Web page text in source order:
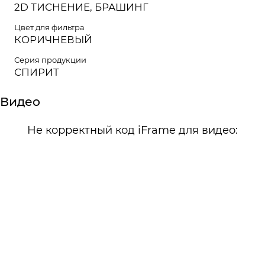
2D ТИСНЕНИЕ, БРАШИНГ
Цвет для фильтра
КОРИЧНЕВЫЙ
Серия продукции
СПИРИТ
Видео
Не корректный код iFrame для видео: